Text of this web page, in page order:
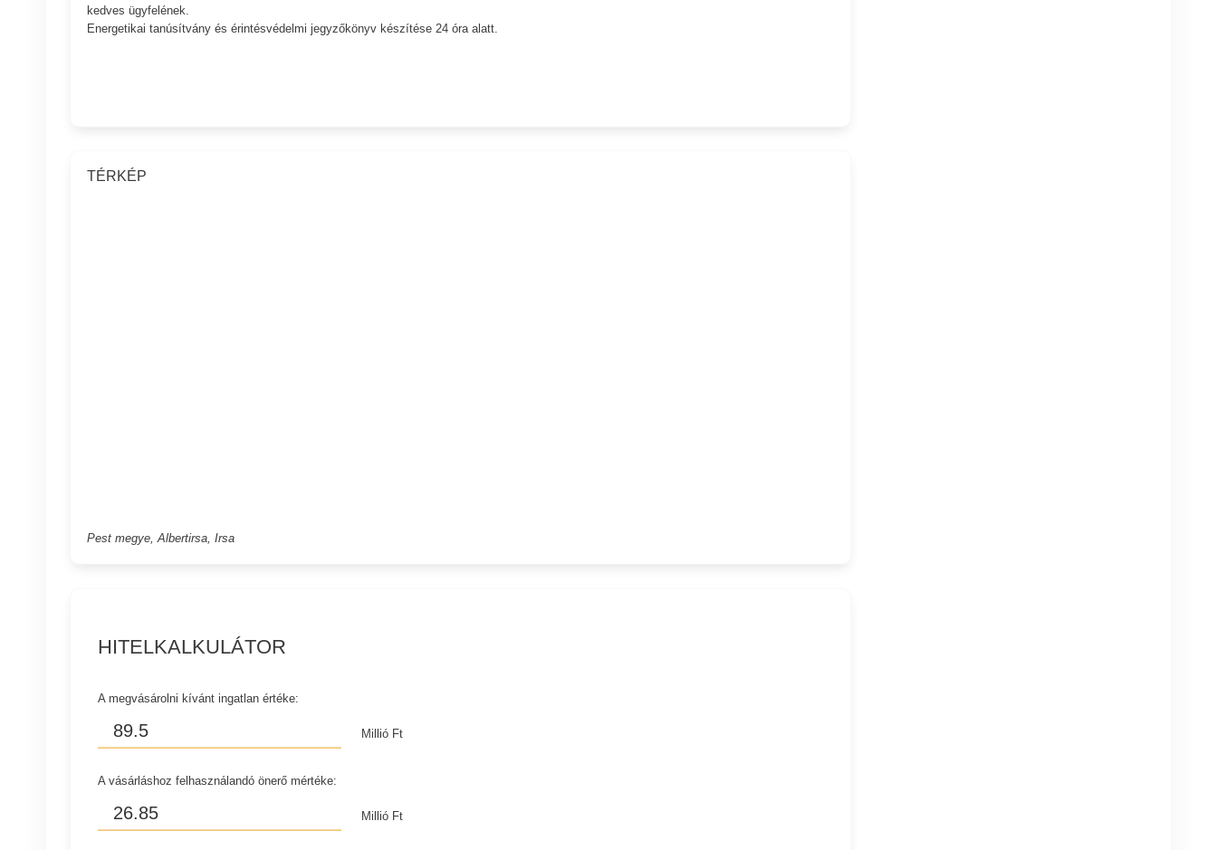
kedves ügyfelének.
Energetikai tanúsítvány és érintésvédelmi jegyzőkönyv készítése 24 óra alatt.
TÉRKÉP
Pest megye, Albertirsa, Irsa
HITELKALKULÁTOR
A megvásárolni kívánt ingatlan értéke:
Millió Ft
A vásárláshoz felhasználandó önerő mértéke:
Millió Ft